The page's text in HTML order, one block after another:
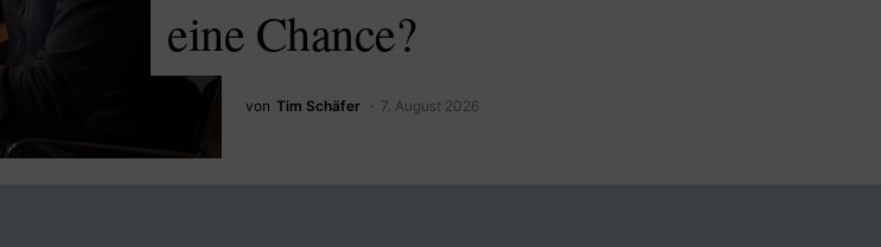
eine Chance?
von Tim Schäfer 7. August 2026